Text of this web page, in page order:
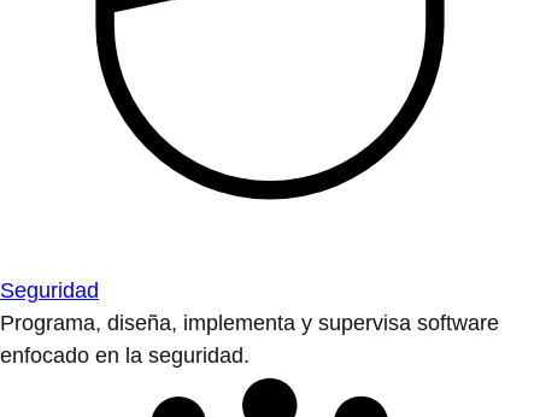
Seguridad
Programa, diseña, implementa y supervisa software
enfocado en la seguridad.